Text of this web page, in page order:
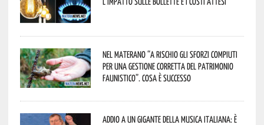
Nel materano “a rischio gli sforzi compiuti
per una gestione corretta del patrimonio
faunistico”. Cosa è successo
Addio a un gigante della musica italiana: è